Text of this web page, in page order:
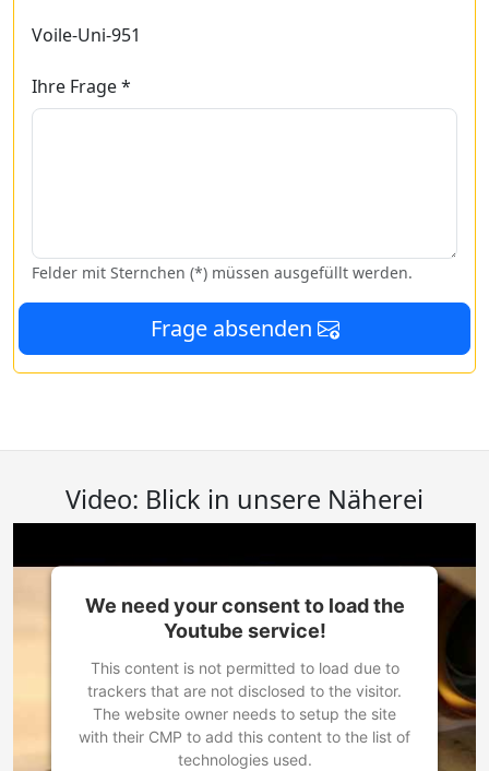
Voile-Uni-951
Ihre Frage *
Felder mit Sternchen (*) müssen ausgefüllt werden.
Frage absenden
Video: Blick in unsere Näherei
We need your consent to load the
Youtube service!
This content is not permitted to load due to
trackers that are not disclosed to the visitor.
The website owner needs to setup the site
with their CMP to add this content to the list of
technologies used.